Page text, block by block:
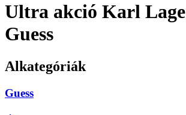
Ultra akció Karl
Guess
Alkategóriák
Guess